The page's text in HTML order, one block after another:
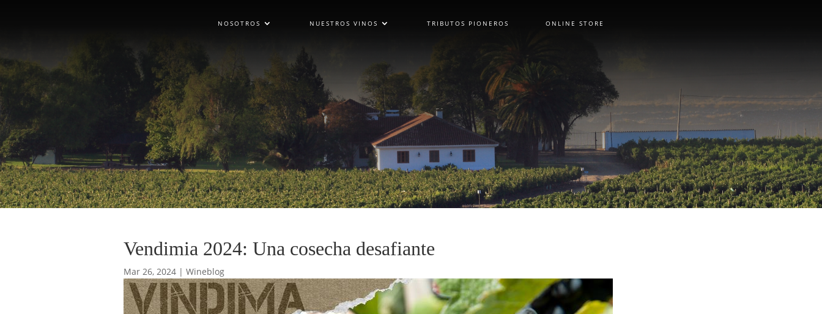
NOSOTROS NUESTROS VINOS TRIBUTOS PIONEROS ONLINE STORE
Vendimia 2024: Una cosecha desafiante
Mar 26, 2024| Wineblog